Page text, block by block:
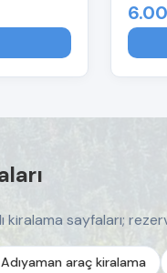
kiralama sayfaları;
Adıyaman araç kiralama